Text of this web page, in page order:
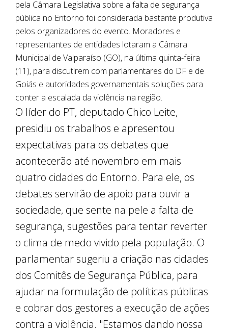
pela Câmara Legislativa sobre a falta de segurança
pública no Entorno foi considerada bastante produtiva
pelos organizadores do evento. Moradores e
representantes de entidades lotaram a Câmara
Municipal de Valparaíso (GO), na última quinta-feira
(11), para discutirem com parlamentares do DF e de
Goiás e autoridades governamentais soluções para
conter a escalada da violência na região.
O líder do PT, deputado Chico Leite,
presidiu os trabalhos e apresentou
expectativas para os debates que
acontecerão até novembro em mais
quatro cidades do Entorno. Para ele, os
debates servirão de apoio para ouvir a
sociedade, que sente na pele a falta de
segurança, sugestões para tentar reverter
o clima de medo vivido pela população. O
parlamentar sugeriu a criação nas cidades
dos Comitês de Segurança Pública, para
ajudar na formulação de políticas públicas
e cobrar dos gestores a execução de ações
contra a violência. "Estamos dando nossa